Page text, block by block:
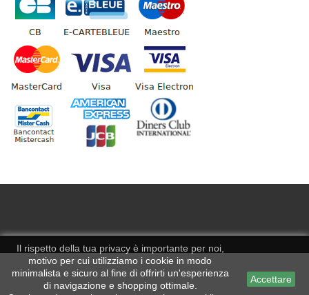
Il rispetto della tua privacy è importante per noi,
motivo per cui utilizziamo i cookie in modo
minimalista e sicuro al fine di offrirti un'esperienza
di navigazione e shopping ottimale.
Accettare